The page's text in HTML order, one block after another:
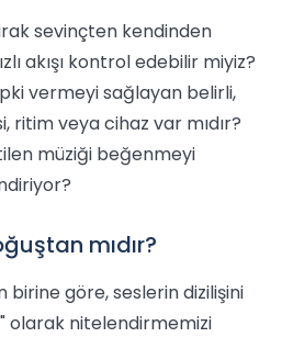
sevinçten kendinden
akışı kontrol edebilir miyiz?
vermeyi sağlayan belirli,
ritim veya cihaz var mıdır?
müziği beğenmeyi
mıdır?
göre, seslerin dizilişini
olarak nitelendirmemizi